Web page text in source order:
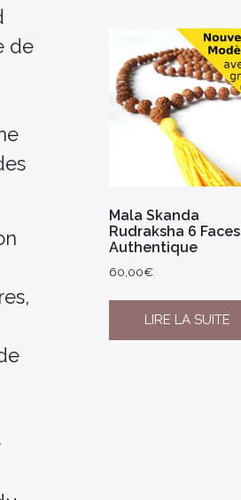
de
Mala Skanda
Rudraksha 6 Faces
Authentique
60,00€
LIRE LA SUITE